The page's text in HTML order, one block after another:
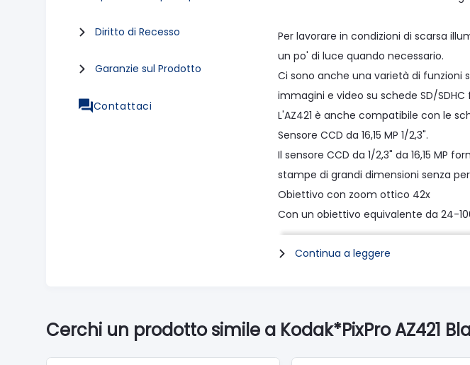
Diritto di Recesso
Garanzie sul Prodotto
Contattaci
Per lavorare in condizioni di scarsa
un po' di luce quando necessario.
Ci sono anche una varietà di funzioni
immagini e video su schede SD/
L'AZ421 è anche compatibile con le
Sensore CCD da 16,15 MP 1/2,3".
Il sensore CCD da 1/2,3" da 16,15
stampe di grandi dimensioni senza
Obiettivo con zoom ottico 42x
Con un obiettivo equivalente da 24-
oggetti lontani.
Può anche funzionare in una
Registrazione video HD 720p
Continua a leggere
Cerchi un prodotto simile a Kodak*PixPro AZ421